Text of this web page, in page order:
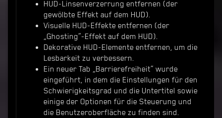
HUD-Linsenverzerrung entfernen (der
gewölbte Effekt auf dem HUD).
Visuelle HUD-Effekte entfernen (der
„Ghosting“-Effekt auf dem HUD).
Dekorative HUD-Elemente entfernen, um die
Lesbarkeit zu verbessern.
Ein neuer Tab „Barrierefreiheit“ wurde
eingeführt, in dem die Einstellungen für den
Schwierigkeitsgrad und die Untertitel sowie
einige der Optionen für die Steuerung und
die Benutzeroberfläche zu finden sind.